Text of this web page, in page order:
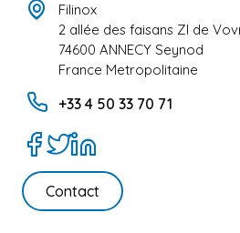
Filinox
2 allée des faisans ZI de
74600 ANNECY Seynod
France Metropolitaine
+33 4 50 33 70 71
Contact